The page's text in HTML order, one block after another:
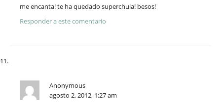
me encanta! te ha quedado superchula! besos!
Responder a este comentario
Anonymous
agosto 2, 2012, 1:27 am